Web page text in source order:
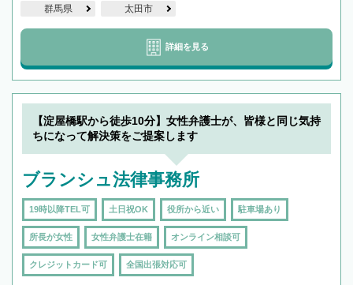
群馬県 太田市
詳細を見る
【淀屋橋駅から徒歩10分】女性弁護士が、皆様と同じ気持
ちになって解決策をご提案します
ブランシュ法律事務所
19時以降TEL可 土日祝OK 役所から近い 駐車場あり
所長が女性 女性弁護士在籍 オンライン相談可
クレジットカード可 全国出張対応可